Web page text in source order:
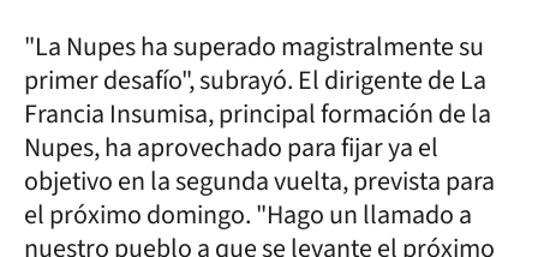
"La Nupes ha superado magistralmente su
primer desafío", subrayó. El dirigente de La
Francia Insumisa, principal formación de la
Nupes, ha aprovechado para fijar ya el
objetivo en la segunda vuelta, prevista para
el próximo domingo. "Hago un llamado a
nuestro pueblo a que se levante el próximo